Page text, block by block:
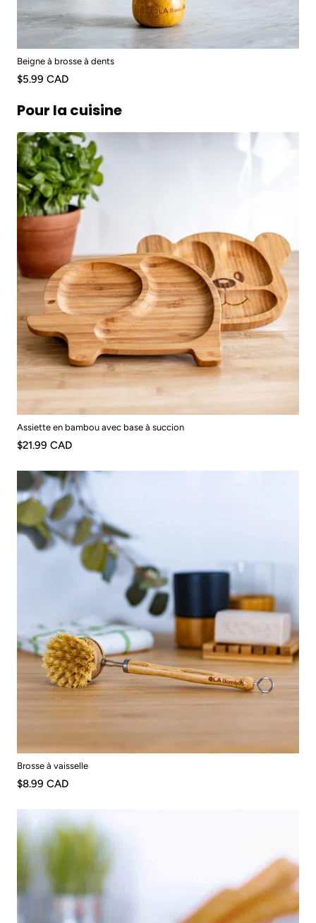
Beigne à brosse à dents
$5.99 CAD
Pour la cuisine
Assiette en bambou avec base à succion
$21.99 CAD
Brosse à vaisselle
$8.99 CAD